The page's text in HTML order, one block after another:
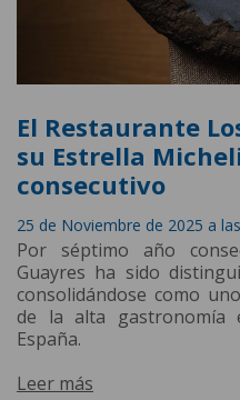
El Restaurante
su Estrella
consecutivo
25 de Noviembre de 2025 a
Por séptimo año
Guayres ha sido
consolidándose como
de la alta gastronomía
España.
Leer más